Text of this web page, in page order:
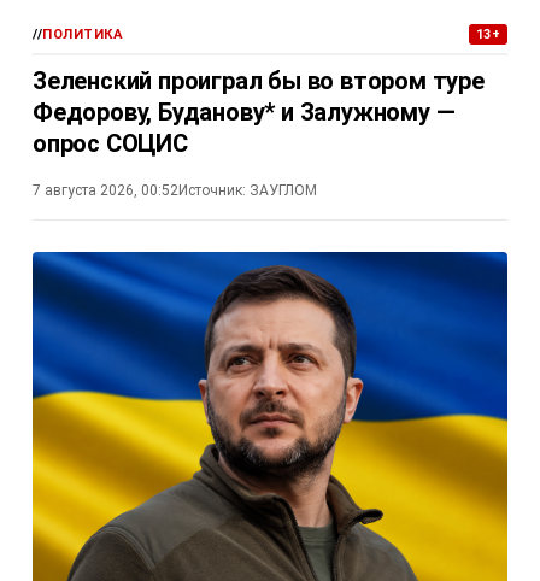
//ПОЛИТИКА 13+
Зеленский проиграл бы во втором туре
Федорову, Буданову* и Залужному —
опрос СОЦИС
7 августа 2026, 00:52Источник: ЗАУГЛОМ